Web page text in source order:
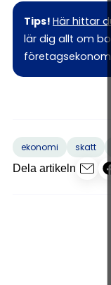
Tips! Här hittar
lär dig allt om
ekonomi skatt
Dela artikeln